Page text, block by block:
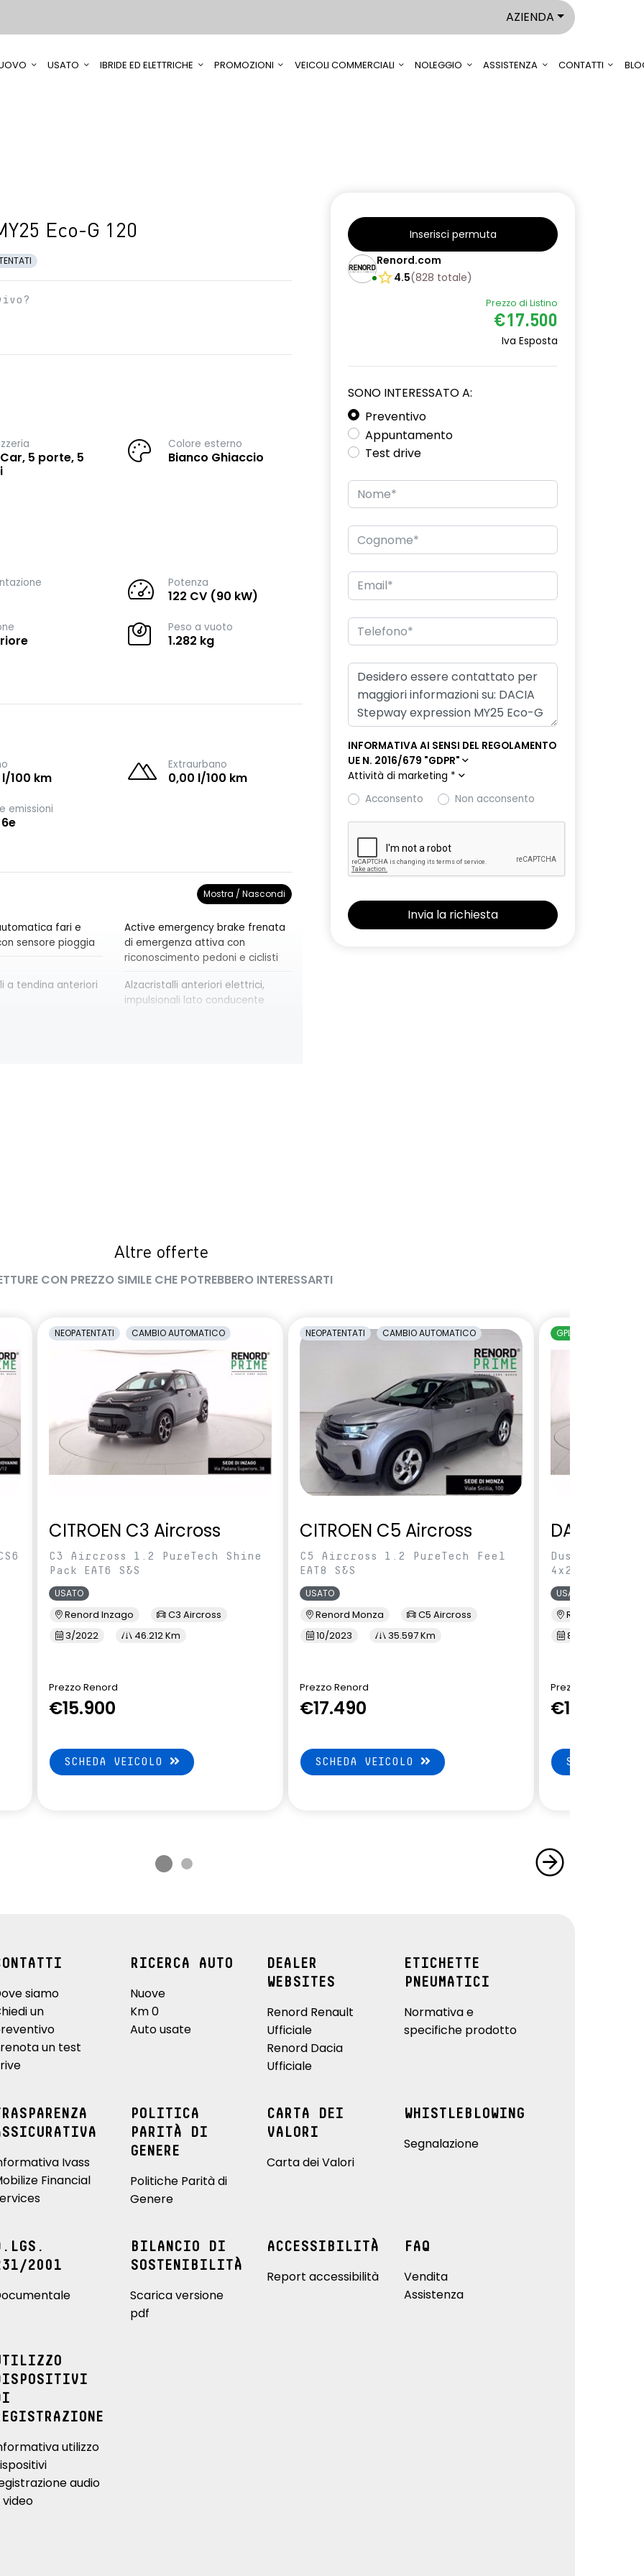
AZIENDA
USATO IBRIDE ED ELETTRICHE PROMOZIONI VEICOLI COMMERCIALI NOLEGGIO ASSISTENZA CONTATTI
Eco-G 120
5 porte, 5
Colore esterno
Bianco Ghiaccio
Potenza
122 CV (90 kW)
Peso a vuoto
1.282 kg
100 km
Extraurbano
0,00 l/100 km
emissioni
Mostra / Nascondi
fari e
sensore pioggia
Active emergency brake frenata
di emergenza attiva con
riconoscimento pedoni e ciclisti
a tendina anteriori
Alzacristalli anteriori elettrici,
impulsionali lato conducente
con
Retrovisori esterni in tinta
regolabile in
Sedili con sistema isofix
posteriori Shark Antenna
stato di
Videocamera posteriore
in altezza e
Voltante multifunzione
Inserisci permuta
Renord.com
4.5(828 totale)
Prezzo di Listino
€17.500
Iva Esposta
SONO INTERESSATO A:
Preventivo
Appuntamento
Test drive
INFORMATIVA AI SENSI DEL REGOLAMENTO
UE N. 2016/679 "GDPR"
Attività di marketing *
Acconsento
Non acconsento
Altre offerte
CON PREZZO SIMILE CHE POTREBBERO INTERESSARTI
NEOPATENTATI CAMBIO AUTOMATICO
CITROEN C3 Aircross
C3 Aircross 1.2 PureTech Shine
Pack EAT6 S&S
USATO
Renord Inzago
C3 Aircross
3/2022
46.212 Km
Prezzo Renord
€15.900
SCHEDA VEICOLO
NEOPATENTATI CAMBIO AUTOMATICO
CITROEN C5 Aircross
C5 Aircross 1.2 PureTech Feel
EAT8 S&S
USATO
Renord Monza
C5 Aircross
10/2023
35.597 Km
Prezzo Renord
€17.490
SCHEDA VEICOLO
GPL
DACIA
Duster 1.0
4x2 100cv
USATO
Renord Sesto S.
8/2023
Prezzo Renord
€15.490
SCHEDA
siamo
un
un test
RICERCA AUTO
Nuove
Km 0
Auto usate
DEALER
WEBSITES
Renord Renault
Ufficiale
Renord Dacia
Ufficiale
ETICHETTE
PNEUMATICI
Normativa e
specifiche prodotto
Ivass
Financial
POLITICA
PARITÀ DI
GENERE
Politiche Parità di
Genere
CARTA DEI
VALORI
Carta dei Valori
WHISTLEBLOWING
Segnalazione
2001
BILANCIO DI
SOSTENIBILITÀ
Scarica versione
pdf
ACCESSIBILITÀ
Report accessibilità
FAQ
Vendita
Assistenza
utilizzo
audio
video